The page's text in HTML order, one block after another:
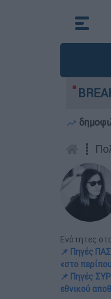
τη ζωή του
┋
Ενότητες
📌 Πηγές
«στο
📌 Πηγές
εθνικού